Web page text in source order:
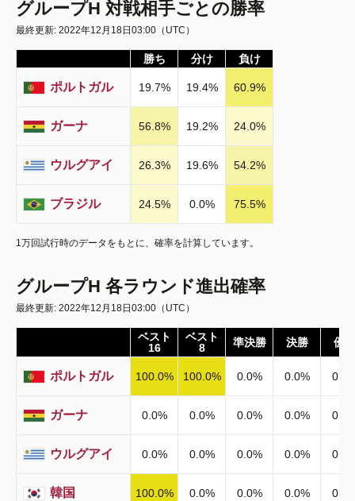
グループH 対戦相手ごとの勝率
最終更新: 2022年12月18日03:00 （UTC）
勝ち 分け 負け
ポルトガル 19.7% 19.4% 60.9%
ガーナ 56.8% 19.2% 24.0%
ウルグアイ 26.3% 19.6% 54.2%
ブラジル 24.5% 0.0% 75.5%
1万回試行時のデータをもとに、確率を計算しています。
グループH 各ラウンド進出確率
最終更新: 2022年12月18日03:00 （UTC）
ベスト
16
ベスト
8
準決勝 決勝 優勝
ポルトガル 100.0% 100.0% 0.0% 0.0% 0.0
ガーナ 0.0% 0.0% 0.0% 0.0% 0.0
ウルグアイ 0.0% 0.0% 0.0% 0.0% 0.0
韓国 100.0% 0.0% 0.0% 0.0% 0.0